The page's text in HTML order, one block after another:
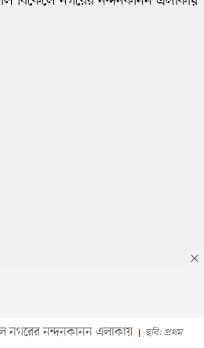
নগরের নন্দনকানন এলাকায়
ছবি: প্রথম